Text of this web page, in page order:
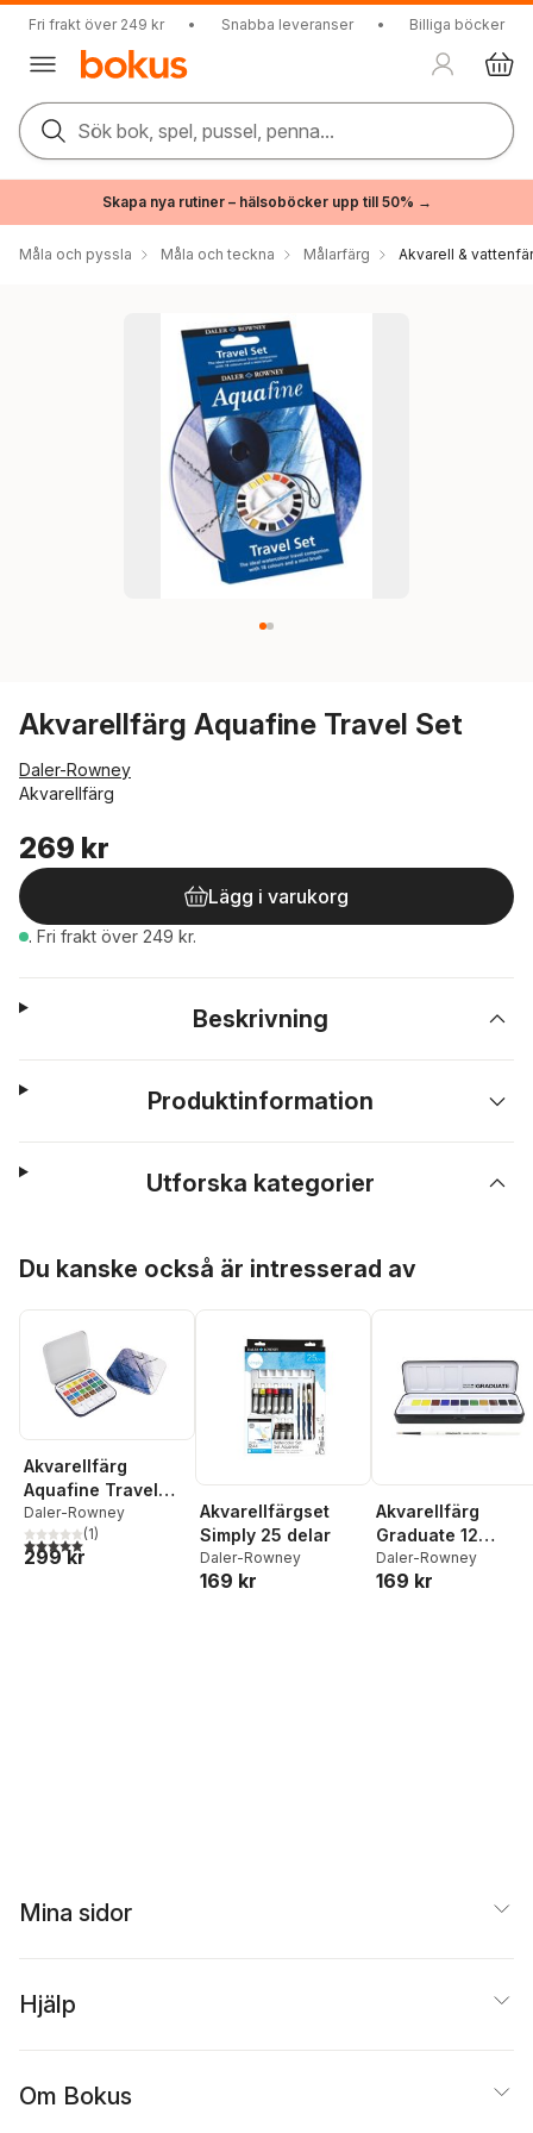
Fri frakt över 249 kr • Snabba leveranser • Billiga böcker
Sök bok, spel, pussel, penna...
Skapa nya rutiner – hälsoböcker upp till 50% →
Måla och pyssla Måla och teckna Målarfärg Akvarell &
Akvarellfärg Aquafine Travel Set
Daler-Rowney
Akvarellfärg
269 kr
Lägg i varukorg
. Fri frakt över 249 kr.
Beskrivning
Produktinformation
Utforska kategorier
Du kanske också är intresserad av
Akvarellfärg
Aquafine Travel
Set
Daler-Rowney
5,0utav 5 stjärnor. Totalt antal röster:
(1)
299 kr
Akvarellfärgset
Simply 25 delar
Daler-Rowney
169 kr
Akvarellfärg
Graduate 12
halvkoppar
Daler-Rowney
169 kr
Mina sidor
Hjälp
Om Bokus